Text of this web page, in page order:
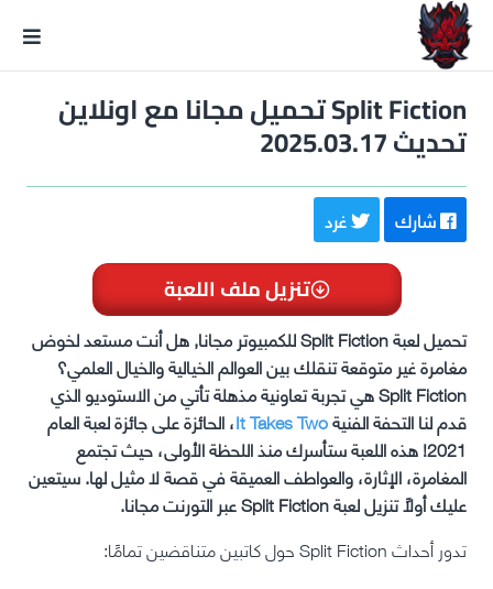
Split Fiction تحميل مجانا مع اونلاين
تحديث 2025.03.17
شارك غرد
تنزيل ملف اللعبة
تحميل لعبة Split Fiction للكمبيوتر مجانا, هل أنت مستعد لخوض
مغامرة غير متوقعة تنقلك بين العوالم الخيالية والخيال العلمي؟
Split Fiction هي تجربة تعاونية مذهلة تأتي من الاستوديو الذي
قدم لنا التحفة الفنيةIt Takes Two، الحائزة على جائزة لعبة العام
2021! هذه اللعبة ستأسرك منذ اللحظة الأولى، حيث تجتمع
المغامرة، الإثارة، والعواطف العميقة في قصة لا مثيل لها. سيتعين
عليك أولاً تنزيل لعبة Split Fiction عبر التورنت مجانا.
تدور أحداث Split Fiction حول كاتبين متناقضين تمامًا: